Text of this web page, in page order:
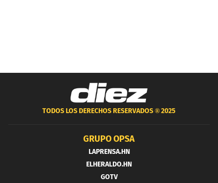
TODOS LOS DERECHOS RESERVADOS ®2025
GRUPO OPSA
LAPRENSA.HN
ELHERALDO.HN
GOTV